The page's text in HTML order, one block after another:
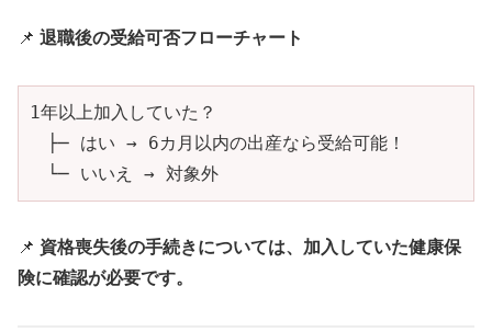
📌 退職後の受給可否フローチャート
1年以上加入していた？
├─ はい → 6カ月以内の出産なら受給可能！
└─ いいえ → 対象外
📌 資格喪失後の手続きについては、加入していた健康保
険に確認が必要です。